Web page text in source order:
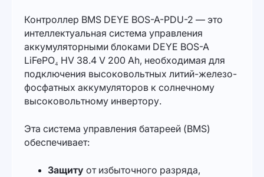
Контроллер BMS DEYE BOS-A-PDU-2 — это
интеллектуальная система управления
аккумуляторными блоками DEYE BOS-A
LiFePO₄ HV 38.4 V 200 Ah, необходимая для
подключения высоковольтных литий-железо-
фосфатных аккумуляторов к солнечному
высоковольтному инвертору.
Эта система управления батареей (BMS)
обеспечивает:
Защиту от избыточного разряда,